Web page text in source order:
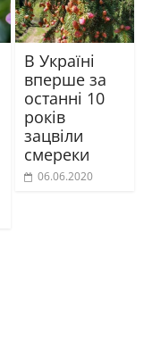
В Україні
вперше за
останні 10
років
зацвіли
смереки
06.06.2020